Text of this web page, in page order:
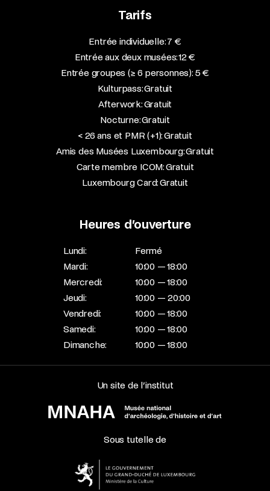
Tarifs
Entrée individuelle: 7 €
Entrée aux deux musées: 12 €
Entrée groupes (≥ 6 personnes): 5 €
Kulturpass: Gratuit
Afterwork: Gratuit
Nocturne: Gratuit
< 26 ans et PMR (+1): Gratuit
Amis des Musées Luxembourg: Gratuit
Carte membre ICOM: Gratuit
Luxembourg Card: Gratuit
Heures d’ouverture
Lundi:
Fermé
Mardi:
10:00 — 18:00
Mercredi:
10:00 — 18:00
Jeudi:
10:00 — 20:00
Vendredi:
10:00 — 18:00
Samedi:
10:00 — 18:00
Dimanche:
10:00 — 18:00
Un site de l’institut
Sous tutelle de